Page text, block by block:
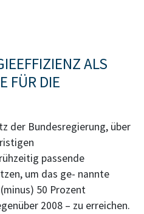
ALS
FÜR DIE
der Bundesregierung, über
passende
um das ge- nannte
50 Prozent
2008 – zu erreichen.